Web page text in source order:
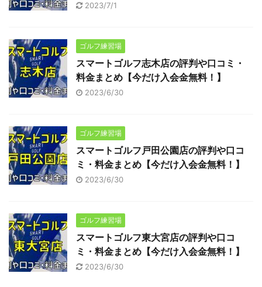
2023/7/1
ゴルフ練習場
スマートゴルフ志木店の評判や口コミ・
料金まとめ【今だけ入会金無料！】
2023/6/30
ゴルフ練習場
スマートゴルフ戸田公園店の評判や口コ
ミ・料金まとめ【今だけ入会金無料！】
2023/6/30
ゴルフ練習場
スマートゴルフ東大宮店の評判や口コ
ミ・料金まとめ【今だけ入会金無料！】
2023/6/30